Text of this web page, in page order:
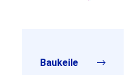
Baukeile